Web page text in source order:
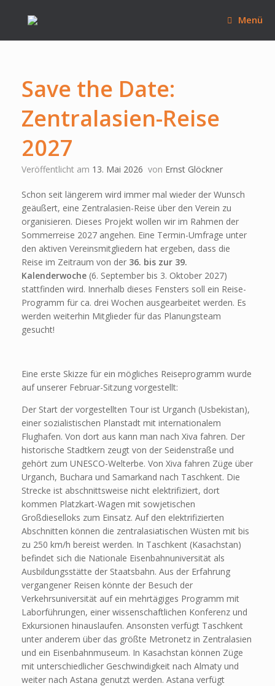
springen
Menü
Save the Date:
Zentralasien-Reise
2027
Veröffentlicht am 13. Mai 2026 von Ernst Glöckner
Schon seit längerem wird immer mal wieder der Wunsch
geäußert, eine Zentralasien-Reise über den Verein zu
organisieren. Dieses Projekt wollen wir im Rahmen der
Sommerreise 2027 angehen. Eine Termin-Umfrage unter
den aktiven Vereinsmitgliedern hat ergeben, dass die
Reise im Zeitraum von der 36. bis zur 39.
Kalenderwoche (6. September bis 3. Oktober 2027)
stattfinden wird. Innerhalb dieses Fensters soll ein Reise-
Programm für ca. drei Wochen ausgearbeitet werden. Es
werden weiterhin Mitglieder für das Planungsteam
gesucht!
Eine erste Skizze für ein mögliches Reiseprogramm wurde
auf unserer Februar-Sitzung vorgestellt:
Der Start der vorgestellten Tour ist Urganch (Usbekistan),
einer sozialistischen Planstadt mit internationalem
Flughafen. Von dort aus kann man nach Xiva fahren. Der
historische Stadtkern zeugt von der Seidenstraße und
gehört zum UNESCO-Welterbe. Von Xiva fahren Züge über
Urganch, Buchara und Samarkand nach Taschkent. Die
Strecke ist abschnittsweise nicht elektrifiziert, dort
kommen Platzkart-Wagen mit sowjetischen
Großdieselloks zum Einsatz. Auf den elektrifizierten
Abschnitten können die zentralasiatischen Wüsten mit bis
zu 250 km/h bereist werden. In Taschkent (Kasachstan)
befindet sich die Nationale Eisenbahnuniversität als
Ausbildungsstätte der Staatsbahn. Aus der Erfahrung
vergangener Reisen könnte der Besuch der
Verkehrsuniversität auf ein mehrtägiges Programm mit
Laborführungen, einer wissenschaftlichen Konferenz und
Exkursionen hinauslaufen. Ansonsten verfügt Taschkent
unter anderem über das größte Metronetz in Zentralasien
und ein Eisenbahnmuseum. In Kasachstan können Züge
mit unterschiedlicher Geschwindigkeit nach Almaty und
weiter nach Astana genutzt werden. Astana verfügt